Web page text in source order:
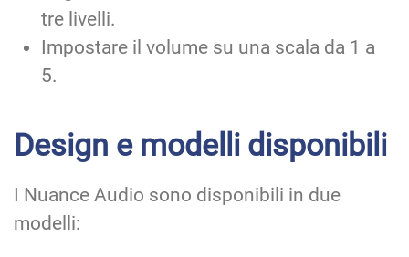
tre livelli.
Impostare il volume su una scala da 1 a
5.
Design e modelli disponibili
I Nuance Audio sono disponibili in due
modelli: